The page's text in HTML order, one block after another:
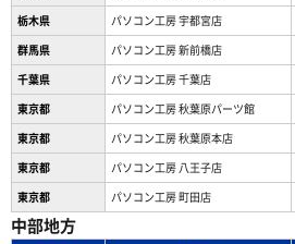
栃木県
パソコン工房 宇都宮店
群馬県
パソコン工房 新前橋店
千葉県
パソコン工房 千葉店
東京都
パソコン工房 秋葉原パーツ館
東京都
パソコン工房 秋葉原本店
東京都
パソコン工房 八王子店
東京都
パソコン工房 町田店
中部地方